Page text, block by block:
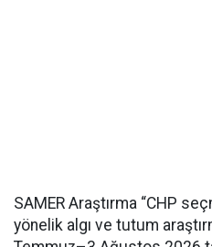
SAMER Araştırma “CHP
yönelik algı ve tutum